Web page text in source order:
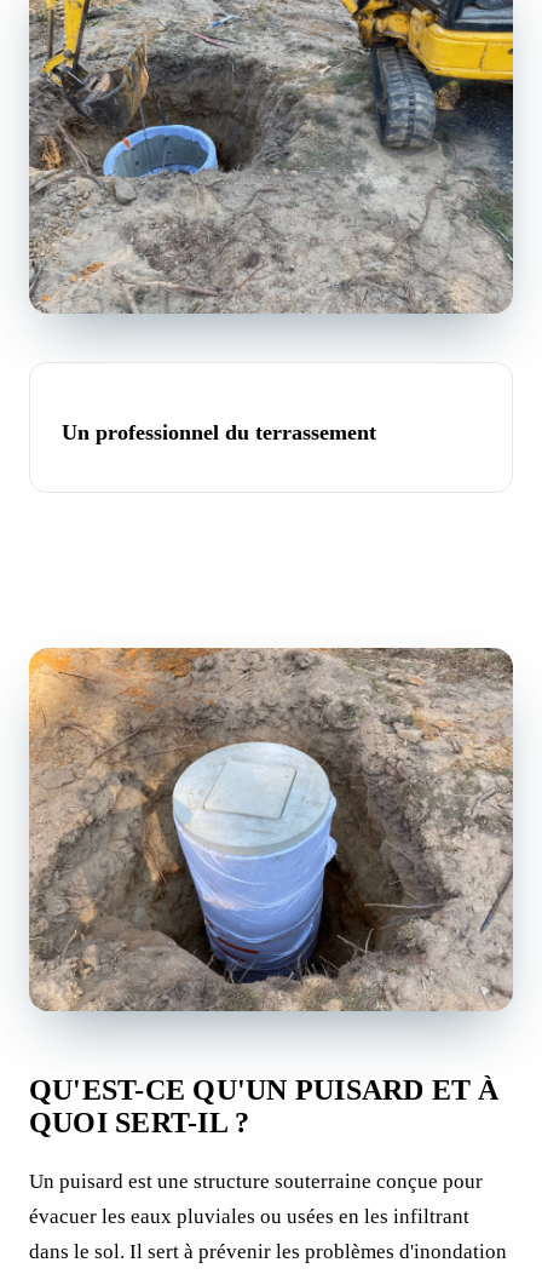
Un professionnel du terrassement
QU'EST-CE QU'UN PUISARD ET À
QUOI SERT-IL ?
Un puisard est une structure souterraine conçue pour
évacuer les eaux pluviales ou usées en les infiltrant
dans le sol. Il sert à prévenir les problèmes d'inondation